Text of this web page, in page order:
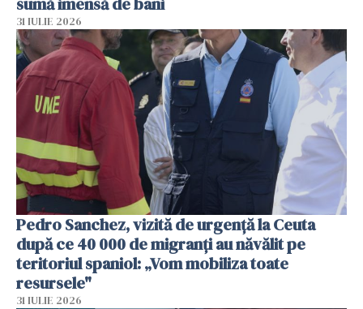
31 IULIE 2026
Pedro Sanchez, vizită de urgență la Ceuta
după ce 40 000 de migranți au năvălit pe
teritoriul spaniol: „Vom mobiliza toate
resursele"
31 IULIE 2026